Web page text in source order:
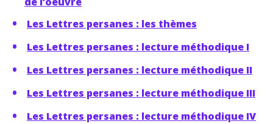
Les Lettres persanes : les thèmes
Les Lettres persanes : lecture méthodique I
Les Lettres persanes : lecture méthodique II
Les Lettres persanes : lecture méthodique III
Les Lettres persanes : lecture méthodique IV